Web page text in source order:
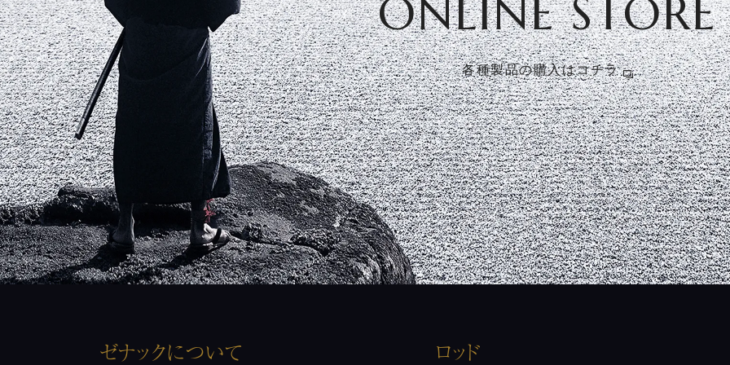
ONLINE STORE
各種製品の購入はコチラ
ゼナックについて ロッド